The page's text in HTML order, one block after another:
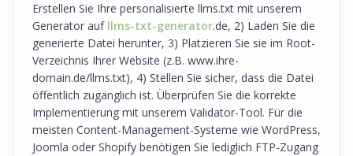
Erstellen Sie Ihre personalisierte llms.txt mit unserem
Generator auf llms-txt-generator.de, 2) Laden Sie die
generierte Datei herunter, 3) Platzieren Sie sie im Root-
Verzeichnis Ihrer Website (z.B. www.ihre-
domain.de/llms.txt), 4) Stellen Sie sicher, dass die Datei
öffentlich zugänglich ist. Überprüfen Sie die korrekte
Implementierung mit unserem Validator-Tool. Für die
meisten Content-Management-Systeme wie WordPress,
Joomla oder Shopify benötigen Sie lediglich FTP-Zugang